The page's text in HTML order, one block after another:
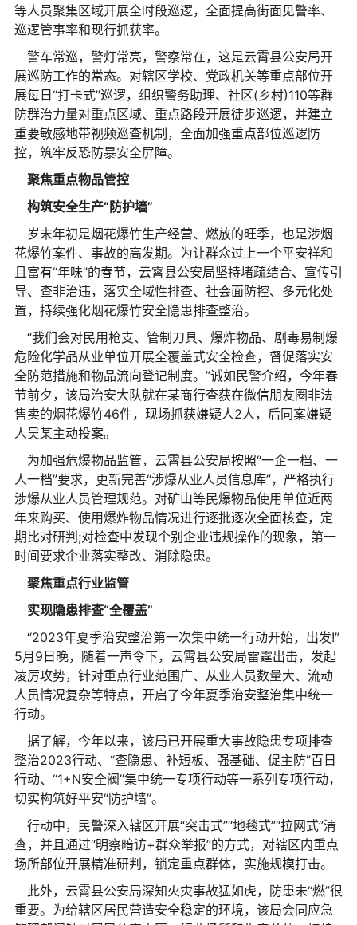
等人员聚集区域开展全时段巡逻，全面提高街面见警率、
巡逻管事率和现行抓获率。
警车常巡，警灯常亮，警察常在，这是云霄县公安局开
展巡防工作的常态。对辖区学校、党政机关等重点部位开
展每日“打卡式”巡逻，组织警务助理、社区(乡村)110等群
防群治力量对重点区域、重点路段开展徒步巡逻，并建立
重要敏感地带视频巡查机制，全面加强重点部位巡逻防
控，筑牢反恐防暴安全屏障。
聚焦重点物品管控
构筑安全生产“防护墙”
岁末年初是烟花爆竹生产经营、燃放的旺季，也是涉烟
花爆竹案件、事故的高发期。为让群众过上一个平安祥和
且富有“年味”的春节，云霄县公安局坚持堵疏结合、宣传引
导、查非治违，落实全域性排查、社会面防控、多元化处
置，持续强化烟花爆竹安全隐患排查整治。
“我们会对民用枪支、管制刀具、爆炸物品、剧毒易制爆
危险化学品从业单位开展全覆盖式安全检查，督促落实安
全防范措施和物品流向登记制度。”诚如民警介绍，今年春
节前夕，该局治安大队就在某商行查获在微信朋友圈非法
售卖的烟花爆竹46件，现场抓获嫌疑人2人，后同案嫌疑
人吴某主动投案。
为加强危爆物品监管，云霄县公安局按照“一企一档、一
人一档”要求，更新完善“涉爆从业人员信息库”，严格执行
涉爆从业人员管理规范。对矿山等民爆物品使用单位近两
年来购买、使用爆炸物品情况进行逐批逐次全面核查，定
期比对研判;对检查中发现个别企业违规操作的现象，第一
时间要求企业落实整改、消除隐患。
聚焦重点行业监管
实现隐患排查“全覆盖”
“2023年夏季治安整治第一次集中统一行动开始，出发!”
5月9日晚，随着一声令下，云霄县公安局雷霆出击，发起
凌厉攻势，针对重点行业范围广、从业人员数量大、流动
人员情况复杂等特点，开启了今年夏季治安整治集中统一
行动。
据了解，今年以来，该局已开展重大事故隐患专项排查
整治2023行动、“查隐患、补短板、强基础、促主防”百日
行动、“1+N安全阀”集中统一专项行动等一系列专项行动，
切实构筑好平安“防护墙”。
行动中，民警深入辖区开展“突击式”“地毯式”“拉网式”清
查，并且通过“明察暗访+群众举报”的方式，对辖区内重点
场所部位开展精准研判，锁定重点群体，实施规模打击。
此外，云霄县公安局深知火灾事故猛如虎，防患未“燃”很
重要。为给辖区居民营造安全稳定的环境，该局会同应急